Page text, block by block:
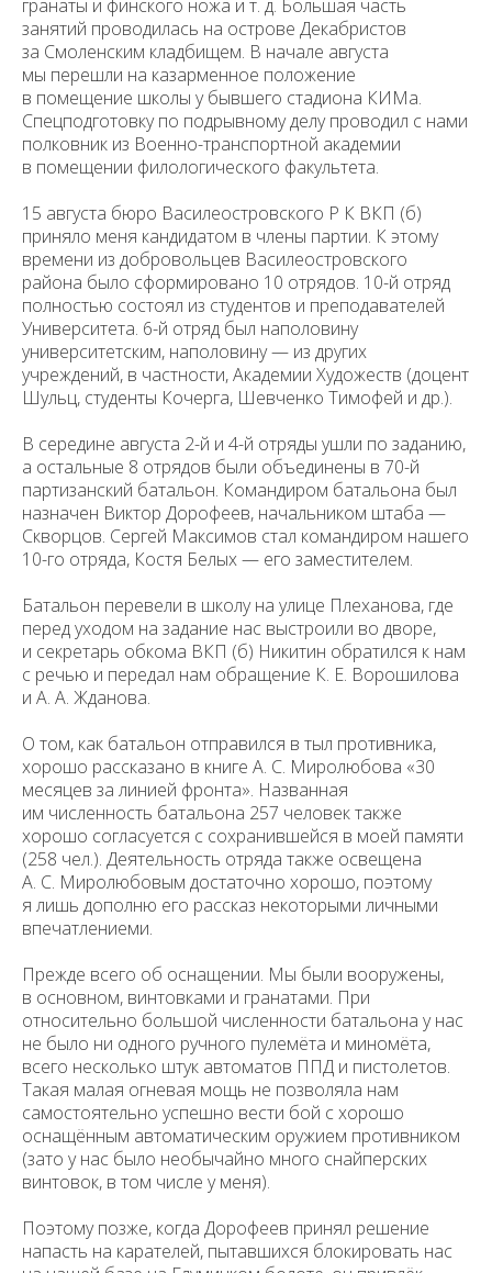
гранаты и финского ножа и т. д. Большая часть
занятий проводилась на острове Декабристов
за Смоленским кладбищем. В начале августа
мы перешли на казарменное положение
в помещение школы у бывшего стадиона КИМа.
Спецподготовку по подрывному делу проводил с нами
полковник из Военно-транспортной академии
в помещении филологического факультета.
15 августа бюро Василеостровского Р К ВКП (б)
приняло меня кандидатом в члены партии. К этому
времени из добровольцев Василеостровского
района было сформировано 10 отрядов. 10-й отряд
полностью состоял из студентов и преподавателей
Университета. 6-й отряд был наполовину
университетским, наполовину — из других
учреждений, в частности, Академии Художеств (доцент
Шульц, студенты Кочерга, Шевченко Тимофей и др.).
В середине августа 2-й и 4-й отряды ушли по заданию,
а остальные 8 отрядов были объединены в 70-й
партизанский батальон. Командиром батальона был
назначен Виктор Дорофеев, начальником штаба —
Скворцов. Сергей Максимов стал командиром нашего
10-го отряда, Костя Белых — его заместителем.
Батальон перевели в школу на улице Плеханова, где
перед уходом на задание нас выстроили во дворе,
и секретарь обкома ВКП (б) Никитин обратился к нам
с речью и передал нам обращение К. Е. Ворошилова
и А. А. Жданова.
О том, как батальон отправился в тыл противника,
хорошо рассказано в книге А. С. Миролюбова «30
месяцев за линией фронта». Названная
им численность батальона 257 человек также
хорошо согласуется с сохранившейся в моей памяти
(258 чел.). Деятельность отряда также освещена
А. С. Миролюбовым достаточно хорошо, поэтому
я лишь дополню его рассказ некоторыми личными
впечатлениеми.
Прежде всего об оснащении. Мы были вооружены,
в основном, винтовками и гранатами. При
относительно большой численности батальона у нас
не было ни одного ручного пулемёта и миномёта,
всего несколько штук автоматов ППД и пистолетов.
Такая малая огневая мощь не позволяла нам
самостоятельно успешно вести бой с хорошо
оснащённым автоматическим оружием противником
(зато у нас было необычайно много снайперских
винтовок, в том числе у меня).
Поэтому позже, когда Дорофеев принял решение
напасть на карателей, пытавшихся блокировать нас